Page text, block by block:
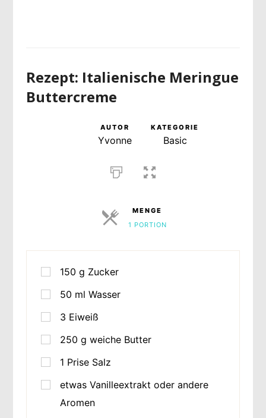
Rezept: Italienische Meringue
Buttercreme
AUTOR
Yvonne
KATEGORIE
Basic
MENGE
1 PORTION
150 g Zucker
50 ml Wasser
3 Eiweiß
250 g weiche Butter
1 Prise Salz
etwas Vanilleextrakt oder andere
Aromen